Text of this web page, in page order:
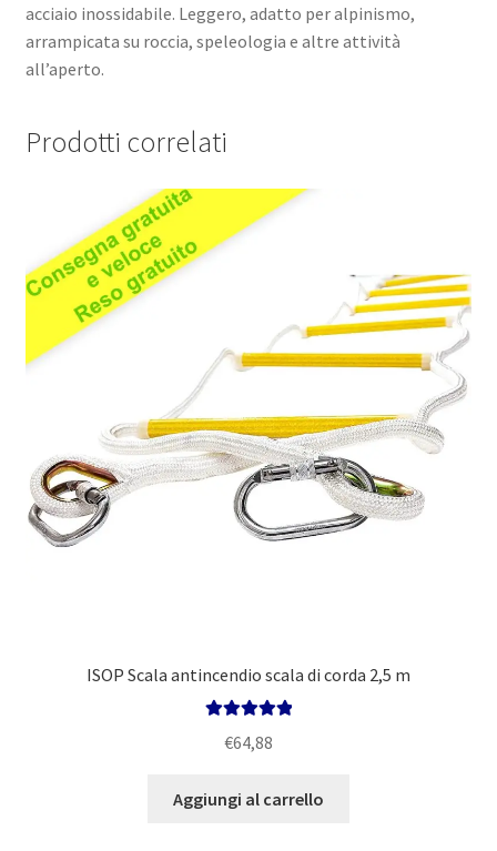
acciaio inossidabile. Leggero, adatto per alpinismo,
arrampicata su roccia, speleologia e altre attività
all’aperto.
Prodotti correlati
ISOP Scala antincendio scala di corda 2,5 m
su 5
€64,88
Aggiungi al carrello